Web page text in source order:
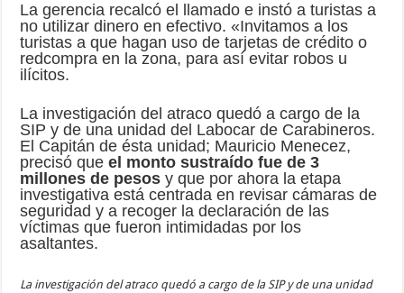
La gerencia recalcó el llamado e instó a turistas a
no utilizar dinero en efectivo. «Invitamos a los
turistas a que hagan uso de tarjetas de crédito o
redcompra en la zona, para así evitar robos u
ilícitos.
La investigación del atraco quedó a cargo de la
SIP y de una unidad del Labocar de Carabineros.
El Capitán de ésta unidad; Mauricio Menecez,
precisó queel monto sustraído fue de 3
millones de pesos y que por ahora la etapa
investigativa está centrada en revisar cámaras de
seguridad y a recoger la declaración de las
víctimas que fueron intimidadas por los
asaltantes.
La investigación del atraco quedó a cargo de la SIP y de una unidad